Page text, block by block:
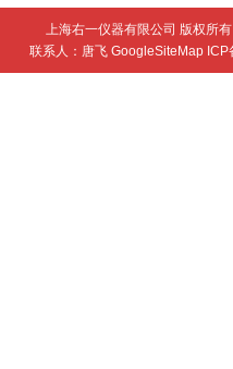
上海右一仪器有限公司 版权所
联系人：唐飞GoogleSiteMap